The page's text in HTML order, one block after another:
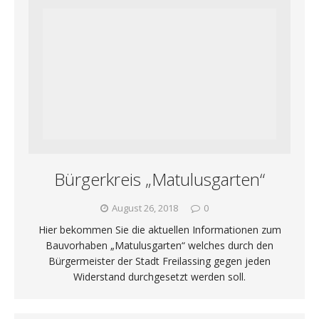
Bürgerkreis „Matulusgarten“
August 26, 2018 0
Hier bekommen Sie die aktuellen Informationen zum
Bauvorhaben „Matulusgarten“ welches durch den
Bürgermeister der Stadt Freilassing gegen jeden
Widerstand durchgesetzt werden soll.